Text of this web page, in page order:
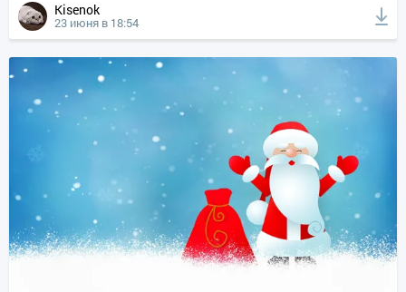
Kisenok
23 июня в 18:54